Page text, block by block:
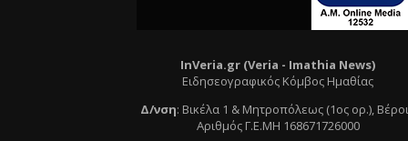
InVeria.gr (Veria - Ιmathia News)
Ειδησεογραφικός Κόμβος Ημαθίας
Δ/νση: Βικέλα 1 & Μητροπόλεως (1ος ορ.),
Αριθμός Γ.Ε.ΜΗ 168671726000